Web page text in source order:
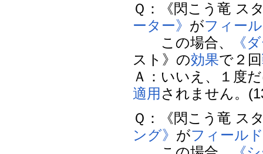
Ｑ：《閃こう竜 ス
ーター》 がフィー
この場合、
《
スト》の効果で２回
Ａ：いいえ、１度
適用 されません。
Ｑ：《閃こう竜 ス
ング》 がフィール